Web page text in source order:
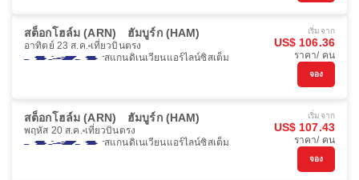
สต็อกโฮล์ม (ARN) ฮัมบูร์ก (HAM)
อาทิตย์ 23 ส.ค. เที่ยวบินตรง
สแกนดิเนเวียนแอร์ไลน์ซิสเต็ม
เริ่มจาก
US$ 106.36
ราคา/ คน
จอง
สต็อกโฮล์ม (ARN) ฮัมบูร์ก (HAM)
พฤหัส 20 ส.ค. เที่ยวบินตรง
สแกนดิเนเวียนแอร์ไลน์ซิสเต็ม
เริ่มจาก
US$ 107.43
ราคา/ คน
จอง